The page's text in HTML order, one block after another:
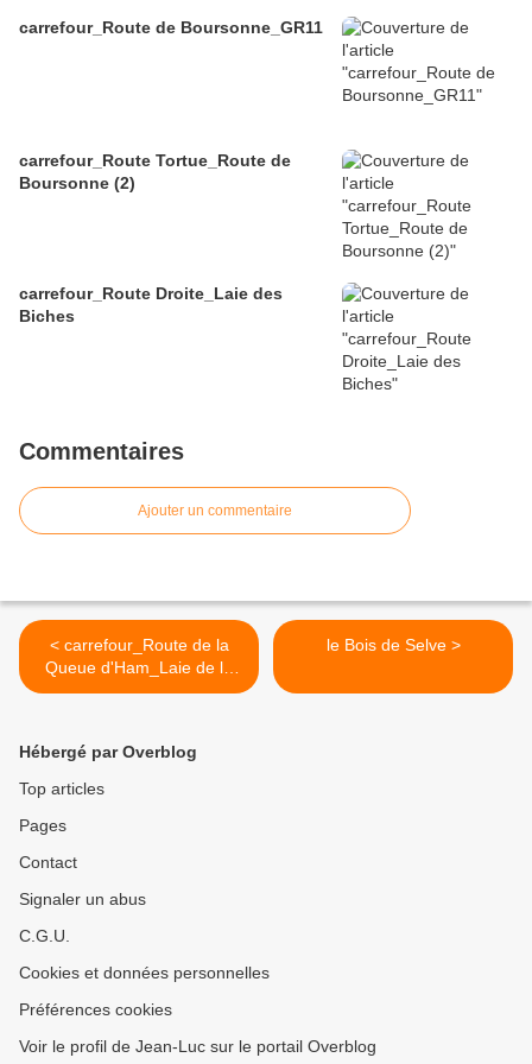
carrefour_Route de Boursonne_GR11
carrefour_Route Tortue_Route de
Boursonne (2)
carrefour_Route Droite_Laie des
Biches
Commentaires
Ajouter un commentaire
< carrefour_Route de la
Queue d'Ham_Laie de la
Fontaine des Graviers
le Bois de Selve >
Hébergé par Overblog
Top articles
Pages
Contact
Signaler un abus
C.G.U.
Cookies et données personnelles
Préférences cookies
Voir le profil de Jean-Luc sur le portail Overblog